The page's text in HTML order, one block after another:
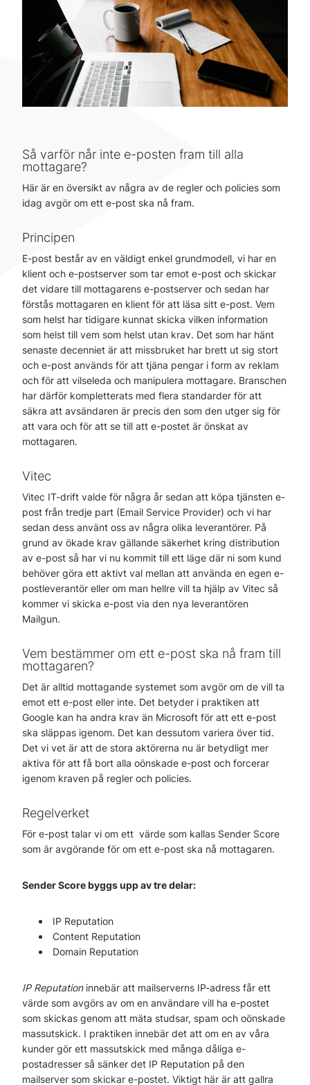
Så varför når inte e-posten fram till alla
mottagare?
Här är en översikt av några av de regler och policies som
idag avgör om ett e-post ska nå fram.
Principen
E-post består av en väldigt enkel grundmodell, vi har en
klient och e-postserver som tar emot e-post och skickar
det vidare till mottagarens e-postserver och sedan har
förstås mottagaren en klient för att läsa sitt e-post. Vem
som helst har tidigare kunnat skicka vilken information
som helst till vem som helst utan krav. Det som har hänt
senaste decenniet är att missbruket har brett ut sig stort
och e-post används för att tjäna pengar i form av reklam
och för att vilseleda och manipulera mottagare. Branschen
har därför kompletterats med flera standarder för att
säkra att avsändaren är precis den som den utger sig för
att vara och för att se till att e-postet är önskat av
mottagaren.
Vitec
Vitec IT-drift valde för några år sedan att köpa tjänsten e-
post från tredje part (Email Service Provider) och vi har
sedan dess använt oss av några olika leverantörer. På
grund av ökade krav gällande säkerhet kring distribution
av e-post så har vi nu kommit till ett läge där ni som kund
behöver göra ett aktivt val mellan att använda en egen e-
postleverantör eller om man hellre vill ta hjälp av Vitec så
kommer vi skicka e-post via den nya leverantören
Mailgun.
Vem bestämmer om ett e-post ska nå fram till
mottagaren?
Det är alltid mottagande systemet som avgör om de vill ta
emot ett e-post eller inte. Det betyder i praktiken att
Google kan ha andra krav än Microsoft för att ett e-post
ska släppas igenom. Det kan dessutom variera över tid.
Det vi vet är att de stora aktörerna nu är betydligt mer
aktiva för att få bort alla oönskade e-post och forcerar
igenom kraven på regler och policies.
Regelverket
För e-post talar vi om ett värde som kallas Sender Score
som är avgörande för om ett e-post ska nå mottagaren.
Sender Score byggs upp av tre delar:
IP Reputation
Content Reputation
Domain Reputation
IP Reputationinnebär att mailserverns IP-adress får ett
värde som avgörs av om en användare vill ha e-postet
som skickas genom att mäta studsar, spam och oönskade
massutskick. I praktiken innebär det att om en av våra
kunder gör ett massutskick med många dåliga e-
postadresser så sänker det IP Reputation på den
mailserver som skickar e-postet. Viktigt här är att gallra